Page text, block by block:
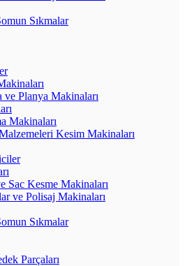
Sıkmalar
ve Planya Makinaları
Makinaları
Kesim Makinaları
Sac Kesme Makinaları
ve Polisaj Makinaları
Sıkmalar
Parçaları